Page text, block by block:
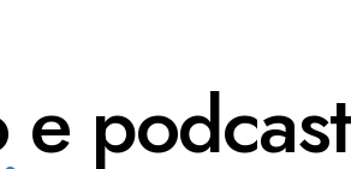
e podcast